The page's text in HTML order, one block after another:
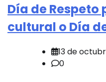
Día de
cultural o Día
13 de
0